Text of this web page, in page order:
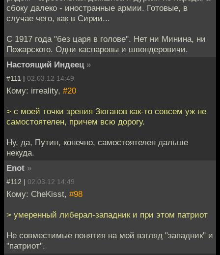
сбоку далеко - иностранные армии. Готовые, в
случае чего, как в Сирии...
С 1917 года "без царя в голове". Нет ни Минина, ни
Пожарского. Одни каспаровы и швондеровичи.
Настоящий Индеец »
#111 | 02.03.12 14:49
Кому: irreality, #20
> с моей точки зрения Зюганов как-то совсем уж не
самостоятелен, причем всю дорогу.
Ну, да, Путин, конечно, самостоятелен дальше
некуда.
Enot »
#112 | 02.03.12 14:49
Кому: CheKisst, #98
> умеренный либерал-западник и при этом патриот
Не совместимые понятия на мой взгляд "западник" и
"патриот".